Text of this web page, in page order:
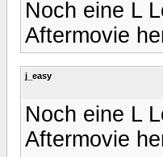
Noch eine L
Aftermovie
j_easy
Noch eine L
Aftermovie